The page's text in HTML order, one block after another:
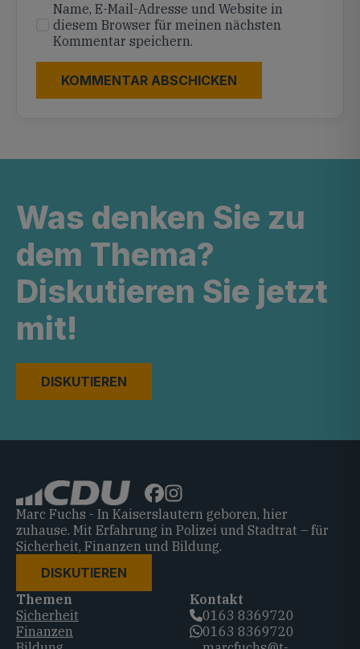
Name, E-Mail-Adresse und Website in
diesem Browser für meinen nächsten
Kommentar speichern.
Was denken Sie zu
dem Thema?
Diskutieren Sie jetzt
mit!
DISKUTIEREN
Marc Fuchs - In Kaiserslautern geboren, hier
zuhause. Mit Erfahrung in Polizei und Stadtrat – für
Sicherheit, Finanzen und Bildung.
DISKUTIEREN
Themen
Sicherheit
Finanzen
Kontakt
0163 8369720‬
0163 8369720‬